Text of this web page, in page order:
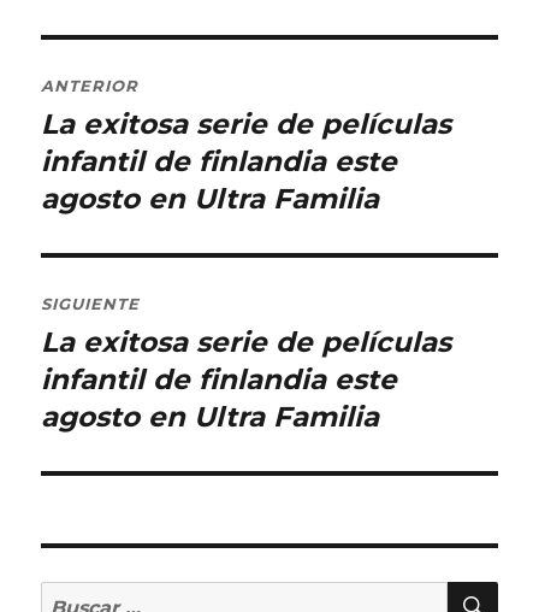
de
entradas
ANTERIOR
Entrada
anterior:
La exitosa serie de películas
infantil de finlandia este
agosto en Ultra Familia
SIGUIENTE
Entrada
siguiente:
La exitosa serie de películas
infantil de finlandia este
agosto en Ultra Familia
Buscar